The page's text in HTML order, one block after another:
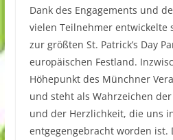
Dank des Engagements und
vielen Teilnehmer entwickelte
zur größten St. Patrick’s Day
europäischen Festland.
Höhepunkt des Münchner
und steht als Wahrzeichen
und der Herzlichkeit, die uns
entgegengebracht worden ist.